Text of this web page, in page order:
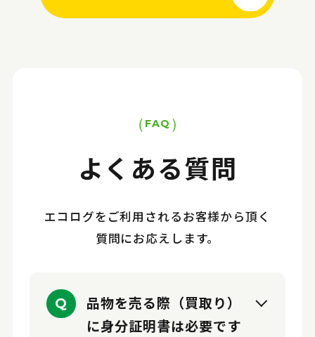
FAQ
よくある質問
エコログをご利用されるお客様から頂く
質問にお応えします。
Q
品物を売る際（買取り）
に身分証明書は必要です